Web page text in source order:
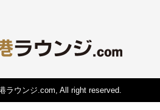
ラウンジ.com, All right reserved.